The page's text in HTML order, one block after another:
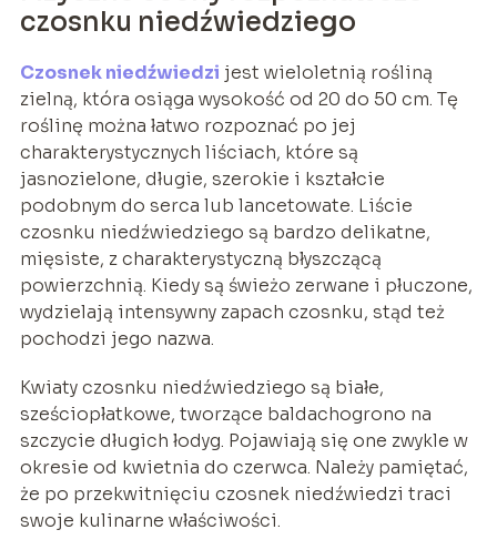
czosnku niedźwiedziego
Czosnek niedźwiedzi jest wieloletnią rośliną
zielną, która osiąga wysokość od 20 do 50 cm. Tę
roślinę można łatwo rozpoznać po jej
charakterystycznych liściach, które są
jasnozielone, długie, szerokie i kształcie
podobnym do serca lub lancetowate. Liście
czosnku niedźwiedziego są bardzo delikatne,
mięsiste, z charakterystyczną błyszczącą
powierzchnią. Kiedy są świeżo zerwane i płuczone,
wydzielają intensywny zapach czosnku, stąd też
pochodzi jego nazwa.
Kwiaty czosnku niedźwiedziego są białe,
sześciopłatkowe, tworzące baldachogrono na
szczycie długich łodyg. Pojawiają się one zwykle w
okresie od kwietnia do czerwca. Należy pamiętać,
że po przekwitnięciu czosnek niedźwiedzi traci
swoje kulinarne właściwości.